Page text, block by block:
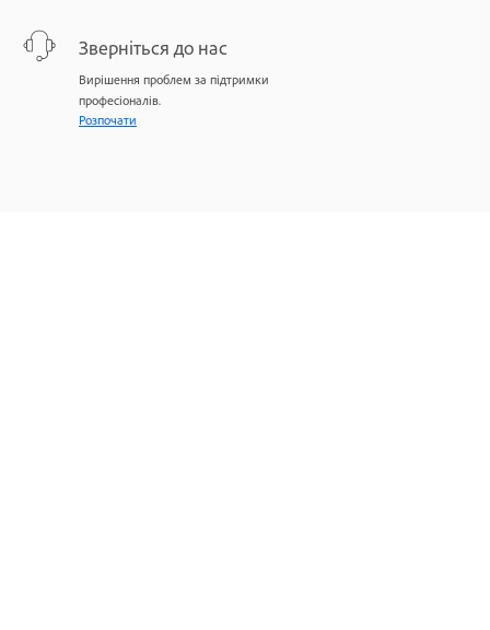
Зверніться до нас
Вирішення проблем за підтримки
професіоналів.
Розпочати